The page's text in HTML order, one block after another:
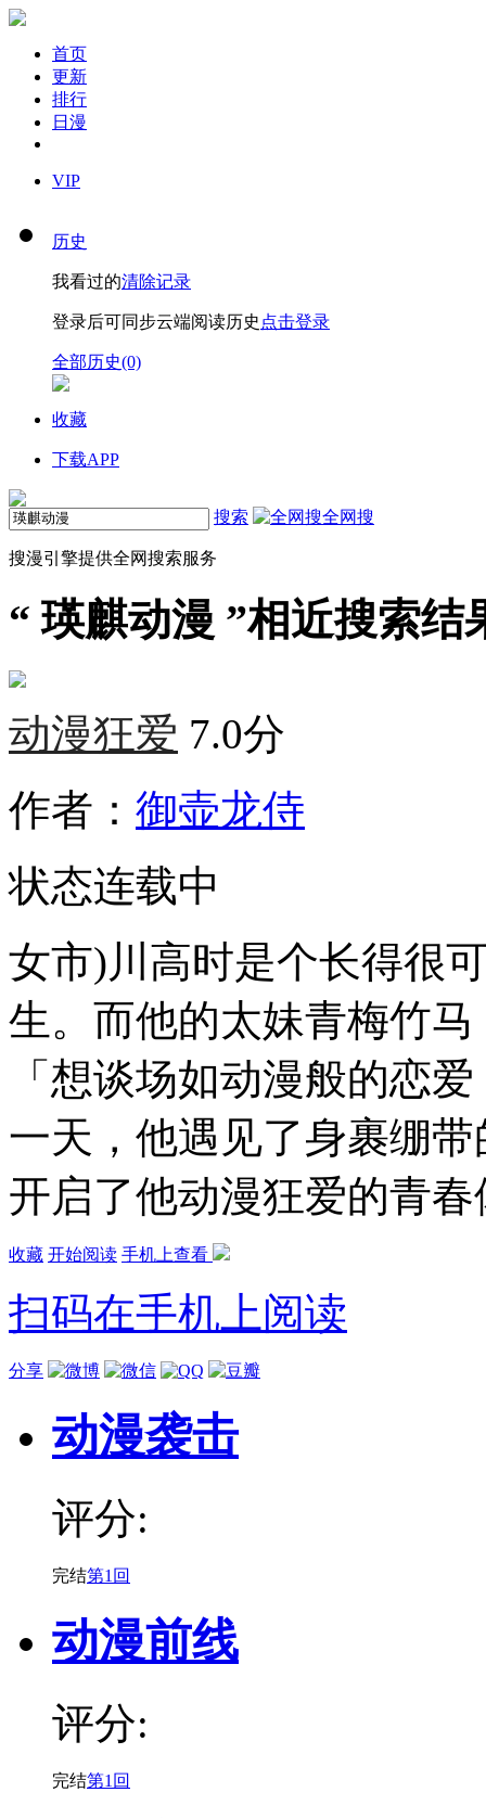
首页
更新
排行
日漫
VIP
历史
我看过的清除记录
登录后可同步云端阅读历史 点击登录
全部历史(0)
收藏
下载APP
搜索 全网搜
搜漫引擎提供全网搜索服务
“ 瑛麒动漫 ”相近搜索结
动漫狂爱 7.0分
作者： 御壶龙侍
状态连载中
女市)川高时是个长得很
生。而他的太妹青梅竹
「想谈场如动漫般的恋
一天，他遇见了身裹绷
开启了他动漫狂爱的青
收藏 开始阅读 手机上查看
扫码在手机上阅读
分享
动漫袭击
评分:
完结第1回
动漫前线
评分:
完结第1回